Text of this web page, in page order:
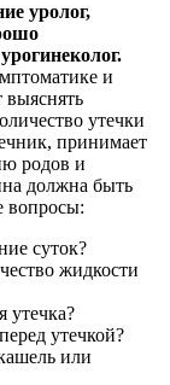
уролог,
и
выяснять
утечки
принимает
родов и
должна быть
вопросы:
суток?
жидкости
утечка?
утечкой?
или